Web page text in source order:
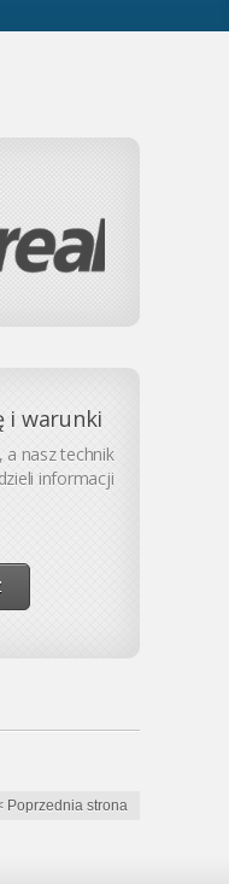
i warunki
a nasz technik
informacji
Poprzednia strona